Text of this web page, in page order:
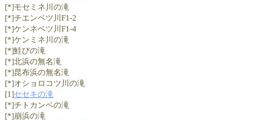
[*]モセミネ川の滝
[*]チエンベツ川F1-2
[*]ケンネベツ川F1-4
[*]ケンミネ川の滝
[*]鮭びの滝
[*]北浜の無名滝
[*]昆布浜の無名滝
[*]オショロコツ川の滝
[1]セセキの滝
[*]チトカンベの滝
[*]崩浜の滝